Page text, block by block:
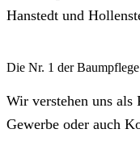
Hanstedt und
Die Nr. 1 der Baumpflege
Wir verstehen uns
Gewerbe oder auch